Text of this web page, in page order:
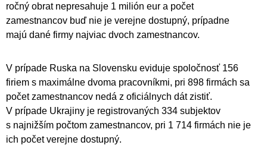
ročný obrat nepresahuje 1 milión eur a počet
zamestnancov buď nie je verejne dostupný, prípadne
majú dané firmy najviac dvoch zamestnancov.
V prípade Ruska na Slovensku eviduje spoločnosť 156
firiem s maximálne dvoma pracovníkmi, pri 898 firmách sa
počet zamestnancov nedá z oficiálnych dát zistiť.
V prípade Ukrajiny je registrovaných 334 subjektov
s najnižším počtom zamestnancov, pri 1 714 firmách nie je
ich počet verejne dostupný.